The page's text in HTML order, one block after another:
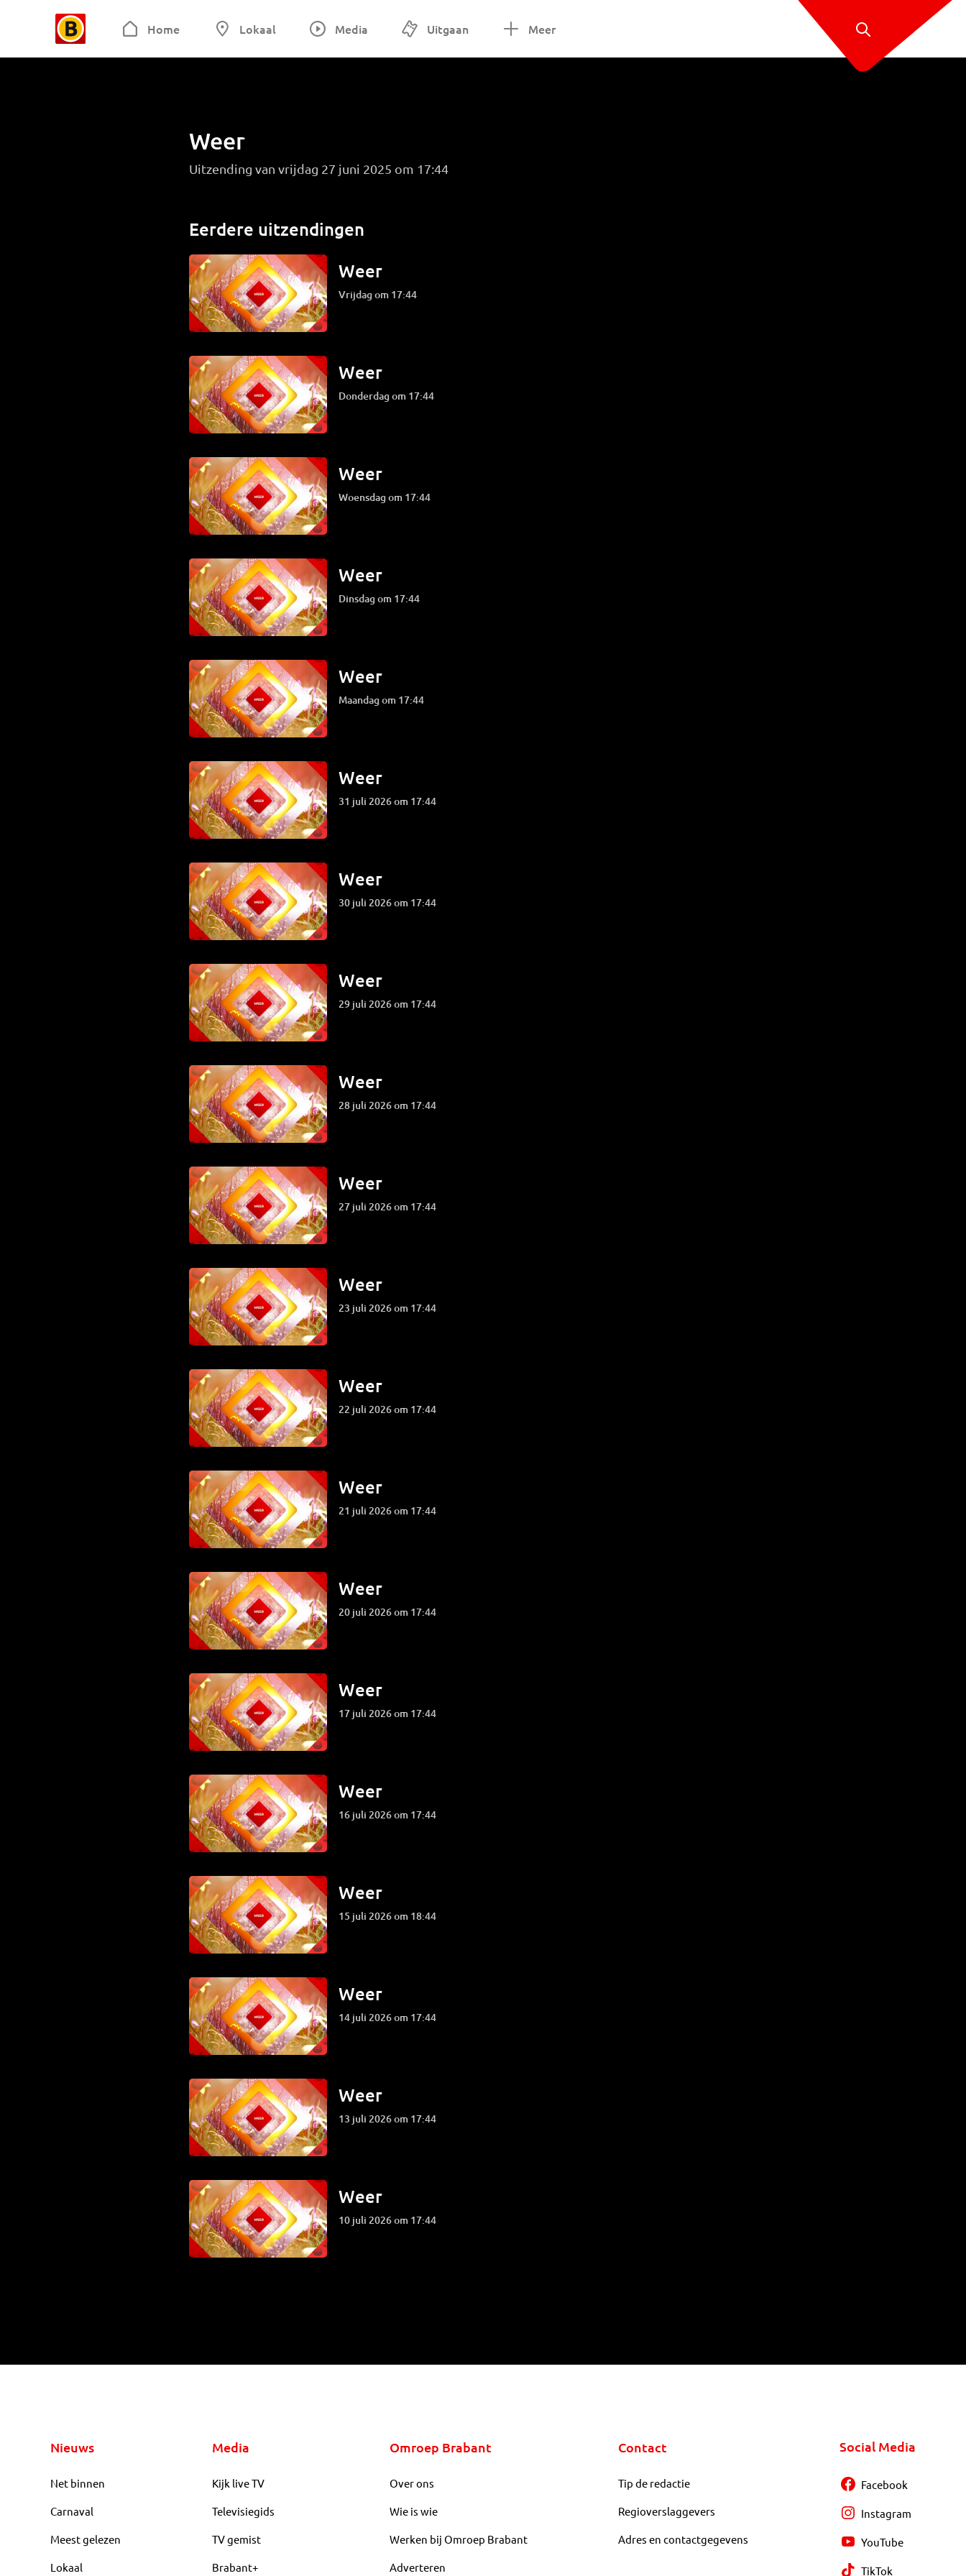
Home Lokaal Media Uitgaan Meer
Weer
Uitzending van vrijdag 27 juni 2025 om 17:44
Eerdere uitzendingen
Weer
vrijdag om 17:44
Weer
donderdag om 17:44
Weer
woensdag om 17:44
Weer
dinsdag om 17:44
Weer
maandag om 17:44
Weer
31 juli 2026 om 17:44
Weer
30 juli 2026 om 17:44
Weer
29 juli 2026 om 17:44
Weer
28 juli 2026 om 17:44
Weer
27 juli 2026 om 17:44
Weer
23 juli 2026 om 17:44
Weer
22 juli 2026 om 17:44
Weer
21 juli 2026 om 17:44
Weer
20 juli 2026 om 17:44
Weer
17 juli 2026 om 17:44
Weer
16 juli 2026 om 17:44
Weer
15 juli 2026 om 18:44
Weer
14 juli 2026 om 17:44
Weer
13 juli 2026 om 17:44
Weer
10 juli 2026 om 17:44
Nieuws
Net binnen
Carnaval
Meest gelezen
Lokaal
Media
Kijk live TV
Televisiegids
TV gemist
Brabant+
Omroep Brabant
Over ons
Wie is wie
Werken bij Omroep Brabant
Adverteren
Contact
Tip de redactie
Regioverslaggevers
Adres en contactgegevens
Social Media
Facebook
Instagram
YouTube
TikTok